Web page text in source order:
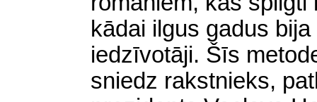
kādai ilgus gadus
iedzīvotāji. Šīs
sniedz rakstnieks,